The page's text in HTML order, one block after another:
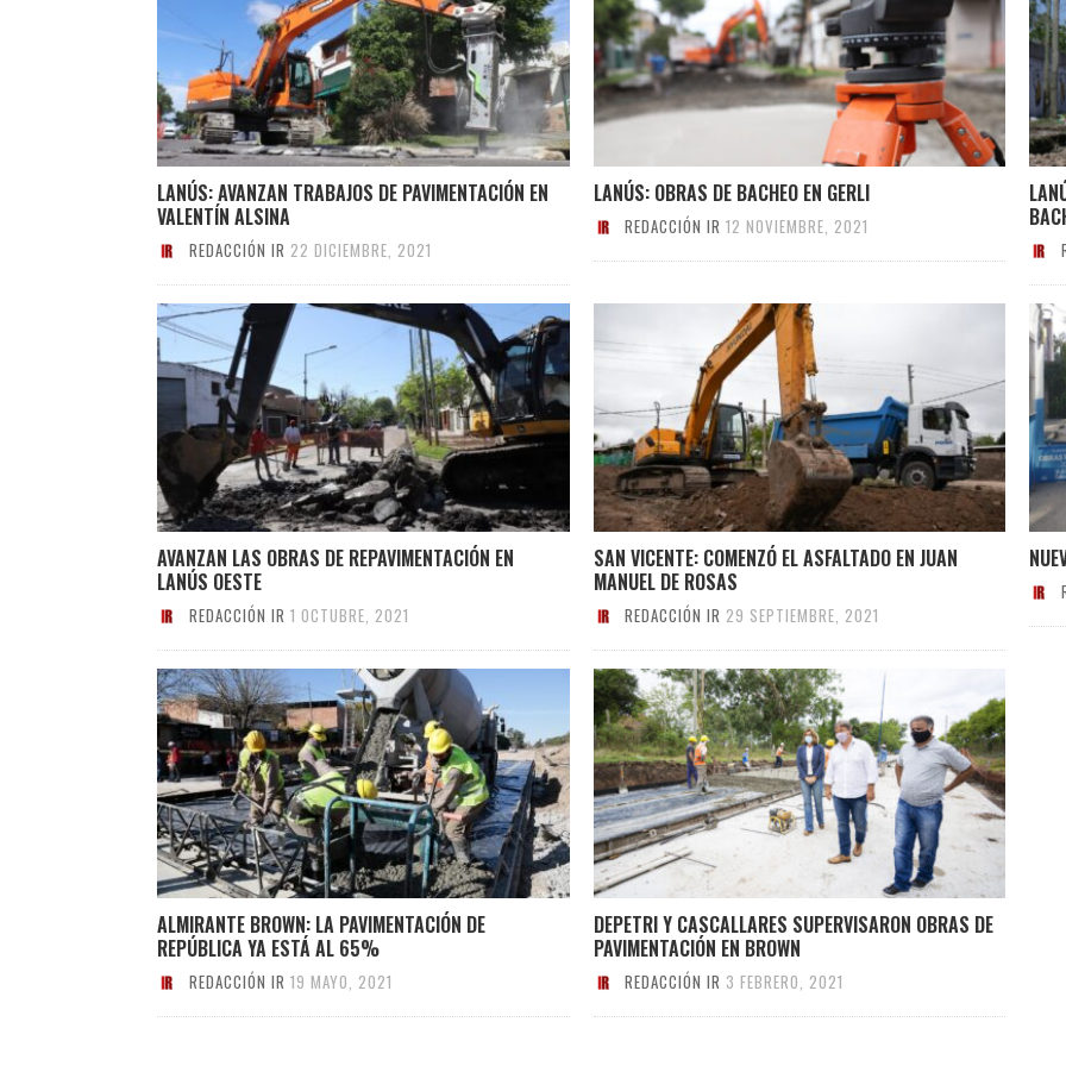
LANÚS: AVANZAN TRABAJOS DE PAVIMENTACIÓN EN
VALENTÍN ALSINA
REDACCIÓN IR 22 DICIEMBRE, 2021
LANÚS: OBRAS DE BACHEO EN GERLI
REDACCIÓN IR 12 NOVIEMBRE, 2021
AVANZAN LAS OBRAS DE REPAVIMENTACIÓN EN
LANÚS OESTE
REDACCIÓN IR 1 OCTUBRE, 2021
SAN VICENTE: COMENZÓ EL ASFALTADO EN JUAN
MANUEL DE ROSAS
REDACCIÓN IR 29 SEPTIEMBRE, 2021
ALMIRANTE BROWN: LA PAVIMENTACIÓN DE
REPÚBLICA YA ESTÁ AL 65%
REDACCIÓN IR 19 MAYO, 2021
DEPETRI Y CASCALLARES SUPERVISARON OBRAS DE
PAVIMENTACIÓN EN BROWN
REDACCIÓN IR 3 FEBRERO, 2021